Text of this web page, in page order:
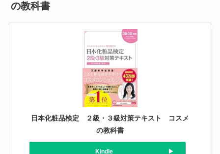
の教科書
日本化粧品検定 ２級・３級対策テキスト コスメ
の教科書
Kindle